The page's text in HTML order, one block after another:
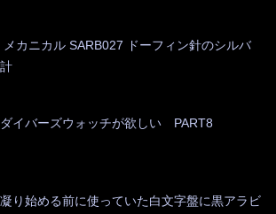
メカニカル SARB027 ドーフィン針のシルバ
イバーズウォッチが欲しい PART8
り始める前に使っていた白文字盤に黒アラビ